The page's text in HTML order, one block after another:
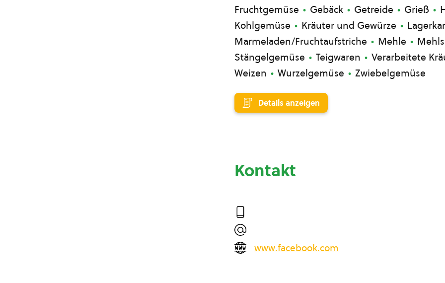
Fruchtgemüse
Gebäck Getreide Grieß
Kohlgemüse
Kräuter und Gewürze
Marmeladen/Fruchtaufstriche
Mehle
Stängelgemüse
Teigwaren
Verarbeitete
Weizen
Wurzelgemüse Zwiebelgemüse
Details anzeigen
Kontakt
www.facebook.com